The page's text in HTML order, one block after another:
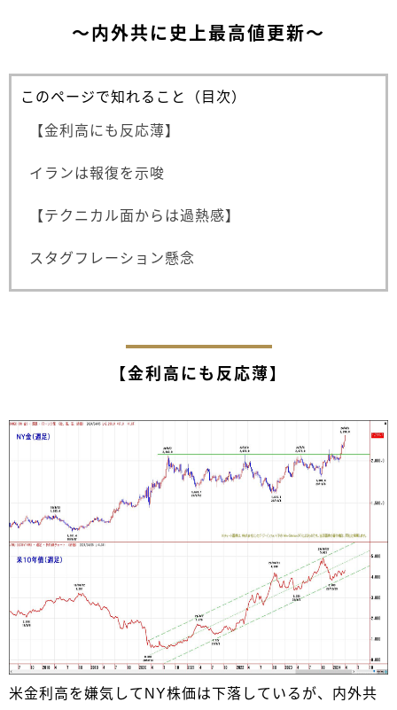
～内外共に史上最高値更新～
このページで知れること（目次）
【金利高にも反応薄】
イランは報復を示唆
【テクニカル面からは過熱感】
スタグフレーション懸念
【金利高にも反応薄】
米金利高を嫌気してNY株価は下落しているが、内外共